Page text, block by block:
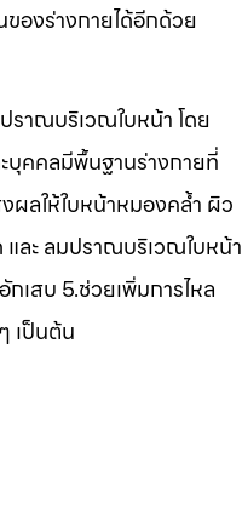
องร่างกายได้อีกด้วย
ราณบริเวณใบหน้า โดย
บุคคลมีพื้นฐานร่างกายที่
ผลให้ใบหน้าหมองคล้ำ ผิว
และ ลมปราณบริเวณใบหน้า
เสบ 5.ช่วยเพิ่มการไหล
เป็นต้น